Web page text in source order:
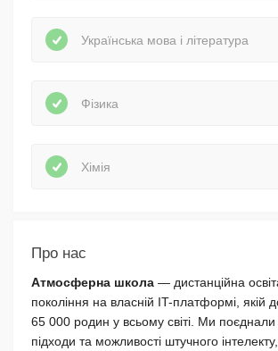
Українська мова і література
Фізика
Хімія
Про нас
Атмосферна школа — дистанційна
покоління на власній IT-платформі, якій
65 000 родин у всьому світі. Ми поєднали
підходи та можливості штучного